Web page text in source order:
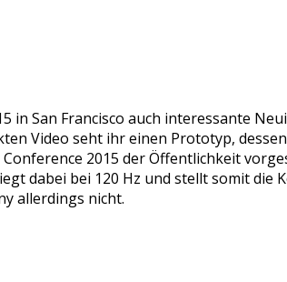
in San Francisco auch interessante
Video seht ihr einen Prototyp,
2015 der Öffentlichkeit
dabei bei 120 Hz und stellt somit
allerdings nicht.